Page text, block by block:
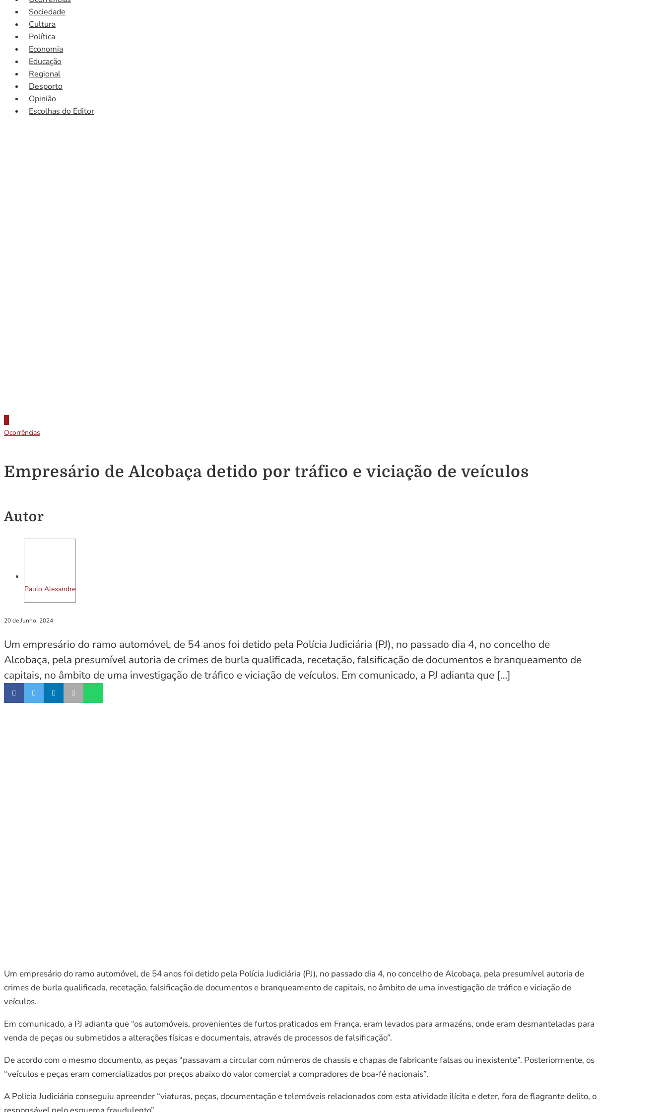
Sociedade
Cultura
Política
Economia
Educação
Regional
Desporto
Opinião
Escolhas do Editor
Ocorrências
Empresário de Alcobaça detido por tráfico e viciação de veículos
Autor
Paulo Alexandre
20 de Junho, 2024
Um empresário do ramo automóvel, de 54 anos foi detido pela Polícia Judiciária (PJ), no passado dia 4, no concelho de
Alcobaça, pela presumível autoria de crimes de burla qualificada, recetação, falsificação de documentos e branqueamento de
capitais, no âmbito de uma investigação de tráfico e viciação de veículos. Em comunicado, a PJ adianta que […]
Um empresário do ramo automóvel, de 54 anos foi detido pela Polícia Judiciária (PJ), no passado dia 4, no concelho de Alcobaça, pela presumível autoria de
crimes de burla qualificada, recetação, falsificação de documentos e branqueamento de capitais, no âmbito de uma investigação de tráfico e viciação de
veículos.
Em comunicado, a PJ adianta que “os automóveis, provenientes de furtos praticados em França, eram levados para armazéns, onde eram desmanteladas para
venda de peças ou submetidos a alterações físicas e documentais, através de processos de falsificação”.
De acordo com o mesmo documento, as peças “passavam a circular com números de chassis e chapas de fabricante falsas ou inexistente”. Posteriormente, os
“veículos e peças eram comercializados por preços abaixo do valor comercial a compradores de boa-fé nacionais”.
A Polícia Judiciária conseguiu apreender “viaturas, peças, documentação e telemóveis relacionados com esta atividade ilícita e deter, fora de flagrante delito, o